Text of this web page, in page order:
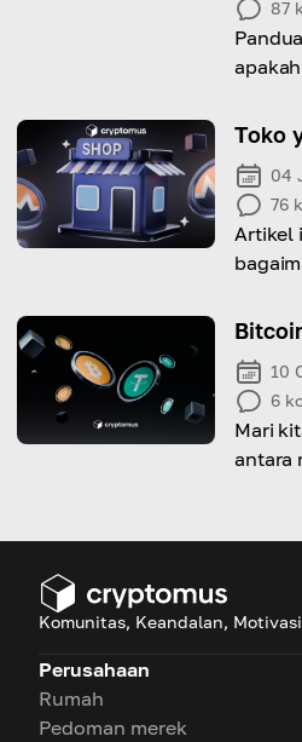
87
Toko
04
76
Artikel
serta
10
6
Mari
antara
Komunitas, Keandalan,
Perusahaan
Rumah
Pedoman merek